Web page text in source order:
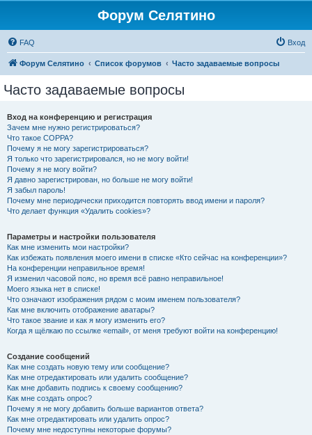
Форум Селятино
FAQ Вход
Форум Селятино Список форумов Часто задаваемые вопросы
Часто задаваемые вопросы
Вход на конференцию и регистрация
Зачем мне нужно регистрироваться?
Что такое COPPA?
Почему я не могу зарегистрироваться?
Я только что зарегистрировался, но не могу войти!
Почему я не могу войти?
Я давно зарегистрирован, но больше не могу войти!
Я забыл пароль!
Почему мне периодически приходится повторять ввод имени и пароля?
Что делает функция «Удалить cookies»?
Параметры и настройки пользователя
Как мне изменить мои настройки?
Как избежать появления моего имени в списке «Кто сейчас на конференции»?
На конференции неправильное время!
Я изменил часовой пояс, но время всё равно неправильное!
Моего языка нет в списке!
Что означают изображения рядом с моим именем пользователя?
Как мне включить отображение аватары?
Что такое звание и как я могу изменить его?
Когда я щёлкаю по ссылке «email», от меня требуют войти на конференцию!
Создание сообщений
Как мне создать новую тему или сообщение?
Как мне отредактировать или удалить сообщение?
Как мне добавить подпись к своему сообщению?
Как мне создать опрос?
Почему я не могу добавить больше вариантов ответа?
Как мне отредактировать или удалить опрос?
Почему мне недоступны некоторые форумы?